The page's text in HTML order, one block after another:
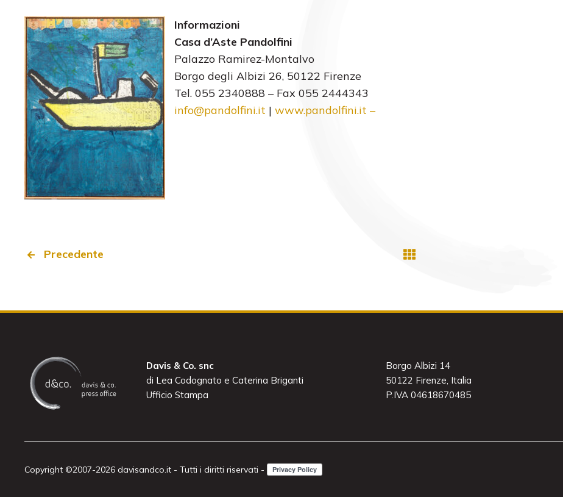
Informazioni
Casa d’Aste Pandolfini
Palazzo Ramirez-Montalvo
Borgo degli Albizi 26, 50122 Firenze
Tel. 055 2340888 – Fax 055 2444343
info@pandolfini.it | www.pandolfini.it –
Precedente
Davis & Co. snc
di Lea Codognato e Caterina Briganti
Ufficio Stampa
Borgo Albizi 14
50122 Firenze, Italia
P.IVA 04618670485
Copyright ©2007-2026 davisandco.it - Tutti i diritti riservati -